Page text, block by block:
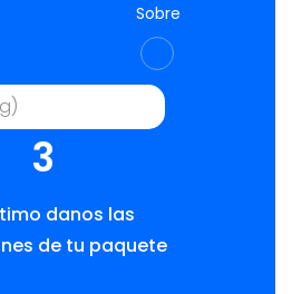
Sobre
3
danos las
de tu paquete